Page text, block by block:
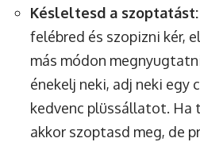
Késleltesd a szoptatást:
felébred és szopizni kér,
más módon
énekelj neki, adj neki egy
kedvenc plüssállatot. Ha
akkor szoptasd meg, de